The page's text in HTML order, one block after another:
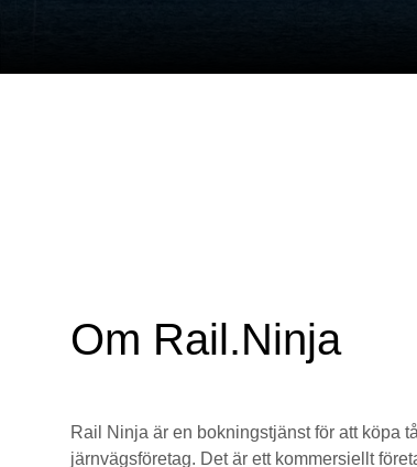
Om Rail.Ninja
Rail Ninja är en bokningstjänst för att köpa
järnvägsföretag. Det är ett kommersiellt